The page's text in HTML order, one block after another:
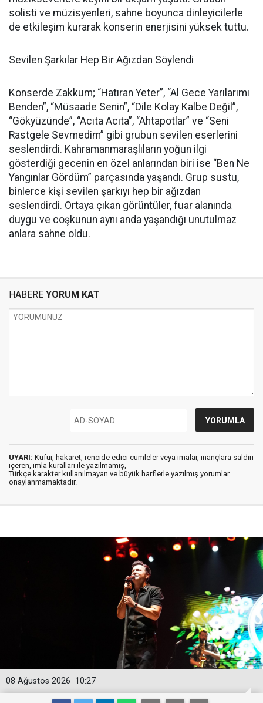
solisti ve müzisyenleri, sahne boyunca dinleyicilerle
de etkileşim kurarak konserin enerjisini yüksek tuttu.
Sevilen Şarkılar Hep Bir Ağızdan Söylendi
Konserde Zakkum; “Hatıran Yeter”, “Al Gece Yarılarımı
Benden”, “Müsaade Senin”, “Dile Kolay Kalbe Değil”,
“Gökyüzünde”, “Acıta Acıta”, “Ahtapotlar” ve “Seni
Rastgele Sevmedim” gibi grubun sevilen eserlerini
seslendirdi. Kahramanmaraşlıların yoğun ilgi
gösterdiği gecenin en özel anlarından biri ise “Ben Ne
Yangınlar Gördüm” parçasında yaşandı. Grup sustu,
binlerce kişi sevilen şarkıyı hep bir ağızdan
seslendirdi. Ortaya çıkan görüntüler, fuar alanında
duygu ve coşkunun aynı anda yaşandığı unutulmaz
anlara sahne oldu.
HABERE YORUM KAT
UYARI: Küfür, hakaret, rencide edici cümleler veya imalar, inançlara saldırı
içeren, imla kuralları ile yazılmamış,
Türkçe karakter kullanılmayan ve büyük harflerle yazılmış yorumlar
onaylanmamaktadır.
10:27
08 Ağustos 2026